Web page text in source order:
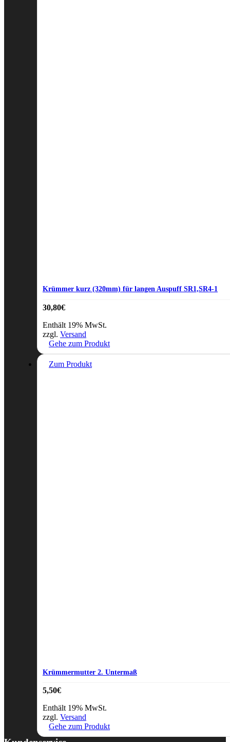
Krümmer kurz (320mm) für langen Auspuff SR1,SR4-1
30,80€
Enthält 19% MwSt.
zzgl. Versand
Gehe zum Produkt
Zum Produkt
Krümmermutter 2. Untermaß
5,50€
Enthält 19% MwSt.
zzgl. Versand
Gehe zum Produkt